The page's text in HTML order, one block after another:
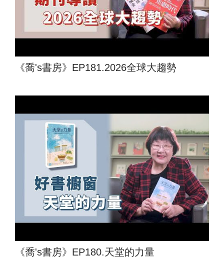
《喬's書房》EP181.2026全球大趨勢
《喬's書房》EP180.天堂的力量